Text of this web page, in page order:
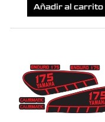
Añadir al carrito